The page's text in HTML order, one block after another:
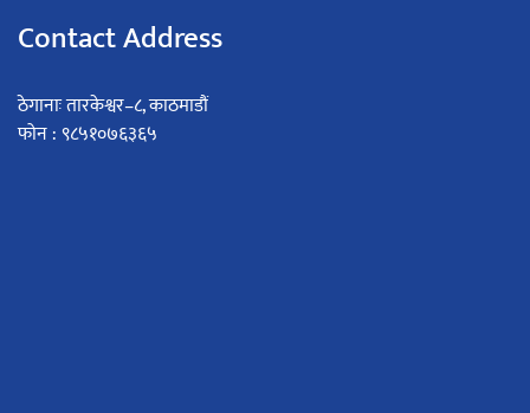
Contact Address
ठेगानाः तारकेश्वर–८, काठमाडौं
फोन : ९८५१०७६३६५